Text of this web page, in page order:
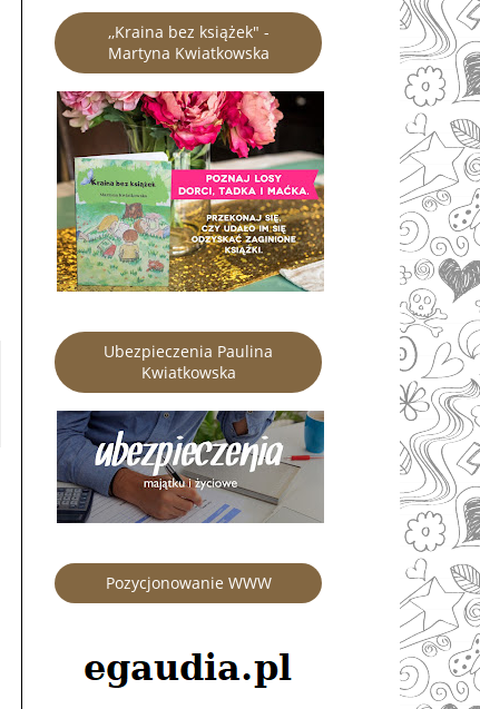
,,Kraina bez książek" -
Martyna Kwiatkowska
Ubezpieczenia Paulina
Kwiatkowska
Pozycjonowanie WWW